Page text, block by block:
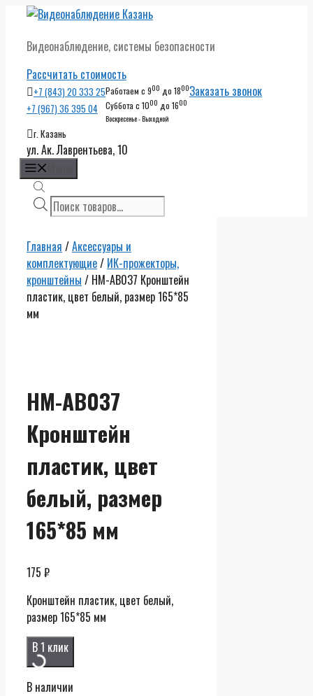
Перейти
содержимому
Видеонаблюдение, системы безопасности
Рассчитать стоимость
+7 (843) 20 333 25
+7 (967) 36 395 04
Работаем с 900 до 1800
Суббота с 1000 до 1600
Воскресенье - Выходной
Заказать звонок
г. Казань
ул. Ак. Лаврентьева, 10
Поиск
товаров
Главная /Аксессуары и
комплектующие/ ИК-прожекторы,
кронштейны / HM-AB037 Кронштейн
пластик, цвет белый, размер 165*85
мм
HM-AB037
Кронштейн
пластик, цвет
белый, размер
165*85 мм
175 ₽
Кронштейн пластик, цвет белый,
размер 165*85 мм
В 1 клик
В наличии